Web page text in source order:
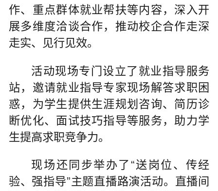
作、重点群体就业帮扶等内容，深入开
展多维度洽谈合作，推动校企合作走深
走实、见行见效。
活动现场专门设立了就业指导服务
站，邀请就业指导专家现场解答求职困
惑，为学生提供生涯规划咨询、简历诊
断优化、面试技巧指导等服务，助力学
生提高求职竞争力。
现场还同步举办了“送岗位、传经
验、强指导”主题直播路演活动。直播间